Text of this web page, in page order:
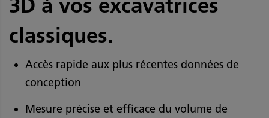
classiques.
Accès rapide aux plus récentes données de
conception
Mesure précise et efficace du volume de